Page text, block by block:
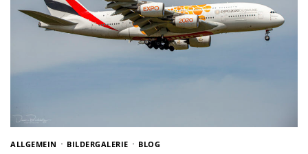
ALLGEMEIN BILDERGALERIE BLOG